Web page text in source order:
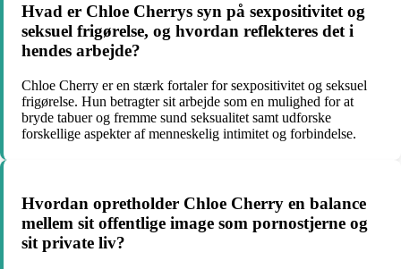
Hvad er Chloe Cherrys syn på sexpositivitet og
seksuel frigørelse, og hvordan reflekteres det i
hendes arbejde?
Chloe Cherry er en stærk fortaler for sexpositivitet og seksuel
frigørelse. Hun betragter sit arbejde som en mulighed for at
bryde tabuer og fremme sund seksualitet samt udforske
forskellige aspekter af menneskelig intimitet og forbindelse.
Hvordan opretholder Chloe Cherry en balance
mellem sit offentlige image som pornostjerne og
sit private liv?